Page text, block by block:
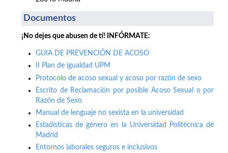
Documentos
¡No dejes que abusen de tí! INFÓRMATE:
GUIA DE PREVENCIÓN DE ACOSO
II Plan de igualdad UPM
Protocolo de acoso sexual y acoso por razón de sexo
Escrito de Reclamación por posible Acoso Sexual o por
Razón de Sexo
Manual de lenguaje no sexista en la universidad
Estadísticas de género en la Universidad Politécnica de
Madrid
Entornos laborales seguros e inclusivos